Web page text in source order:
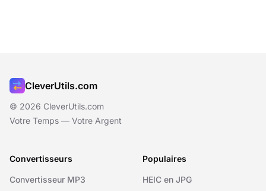
CleverUtils.com
© 2026 CleverUtils.com
Votre Temps — Votre Argent
Convertisseurs
Convertisseur MP3
Populaires
HEIC en JPG